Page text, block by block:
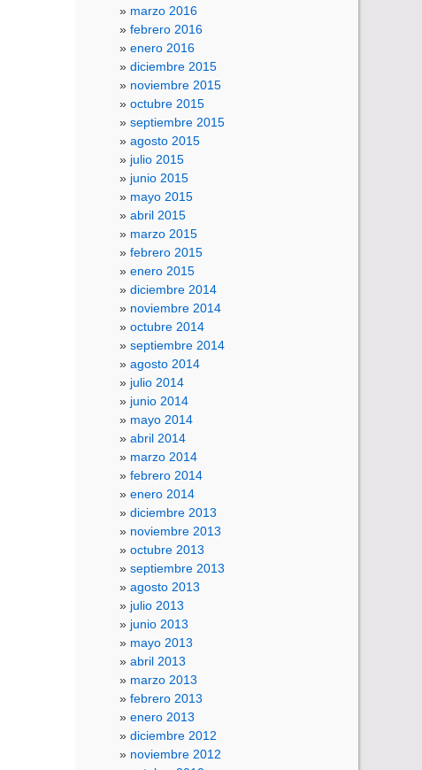
marzo 2016
febrero 2016
enero 2016
diciembre 2015
noviembre 2015
octubre 2015
septiembre 2015
agosto 2015
julio 2015
junio 2015
mayo 2015
abril 2015
marzo 2015
febrero 2015
enero 2015
diciembre 2014
noviembre 2014
octubre 2014
septiembre 2014
agosto 2014
julio 2014
junio 2014
mayo 2014
abril 2014
marzo 2014
febrero 2014
enero 2014
diciembre 2013
noviembre 2013
octubre 2013
septiembre 2013
agosto 2013
julio 2013
junio 2013
mayo 2013
abril 2013
marzo 2013
febrero 2013
enero 2013
diciembre 2012
noviembre 2012